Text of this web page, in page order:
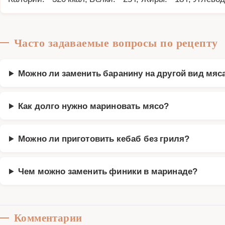
Часто задаваемые вопросы по рецепту
Можно ли заменить баранину на другой вид
Как долго нужно мариновать мясо?
Можно ли приготовить кебаб без гриля?
Чем можно заменить финики в маринаде?
Комментарии